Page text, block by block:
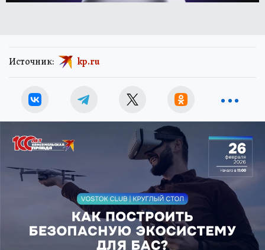
Источник: kp.ru